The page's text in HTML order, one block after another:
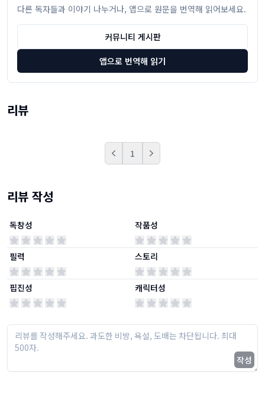
다른 독자들과 이야기 나누거나, 앱으로 원문을 번역해 읽어보세요.
커뮤니티 게시판
앱으로 번역해 읽기
리뷰
Prev 1 Next
리뷰 작성
독창성
필력
핍진성
작품성
스토리
캐릭터성
작성